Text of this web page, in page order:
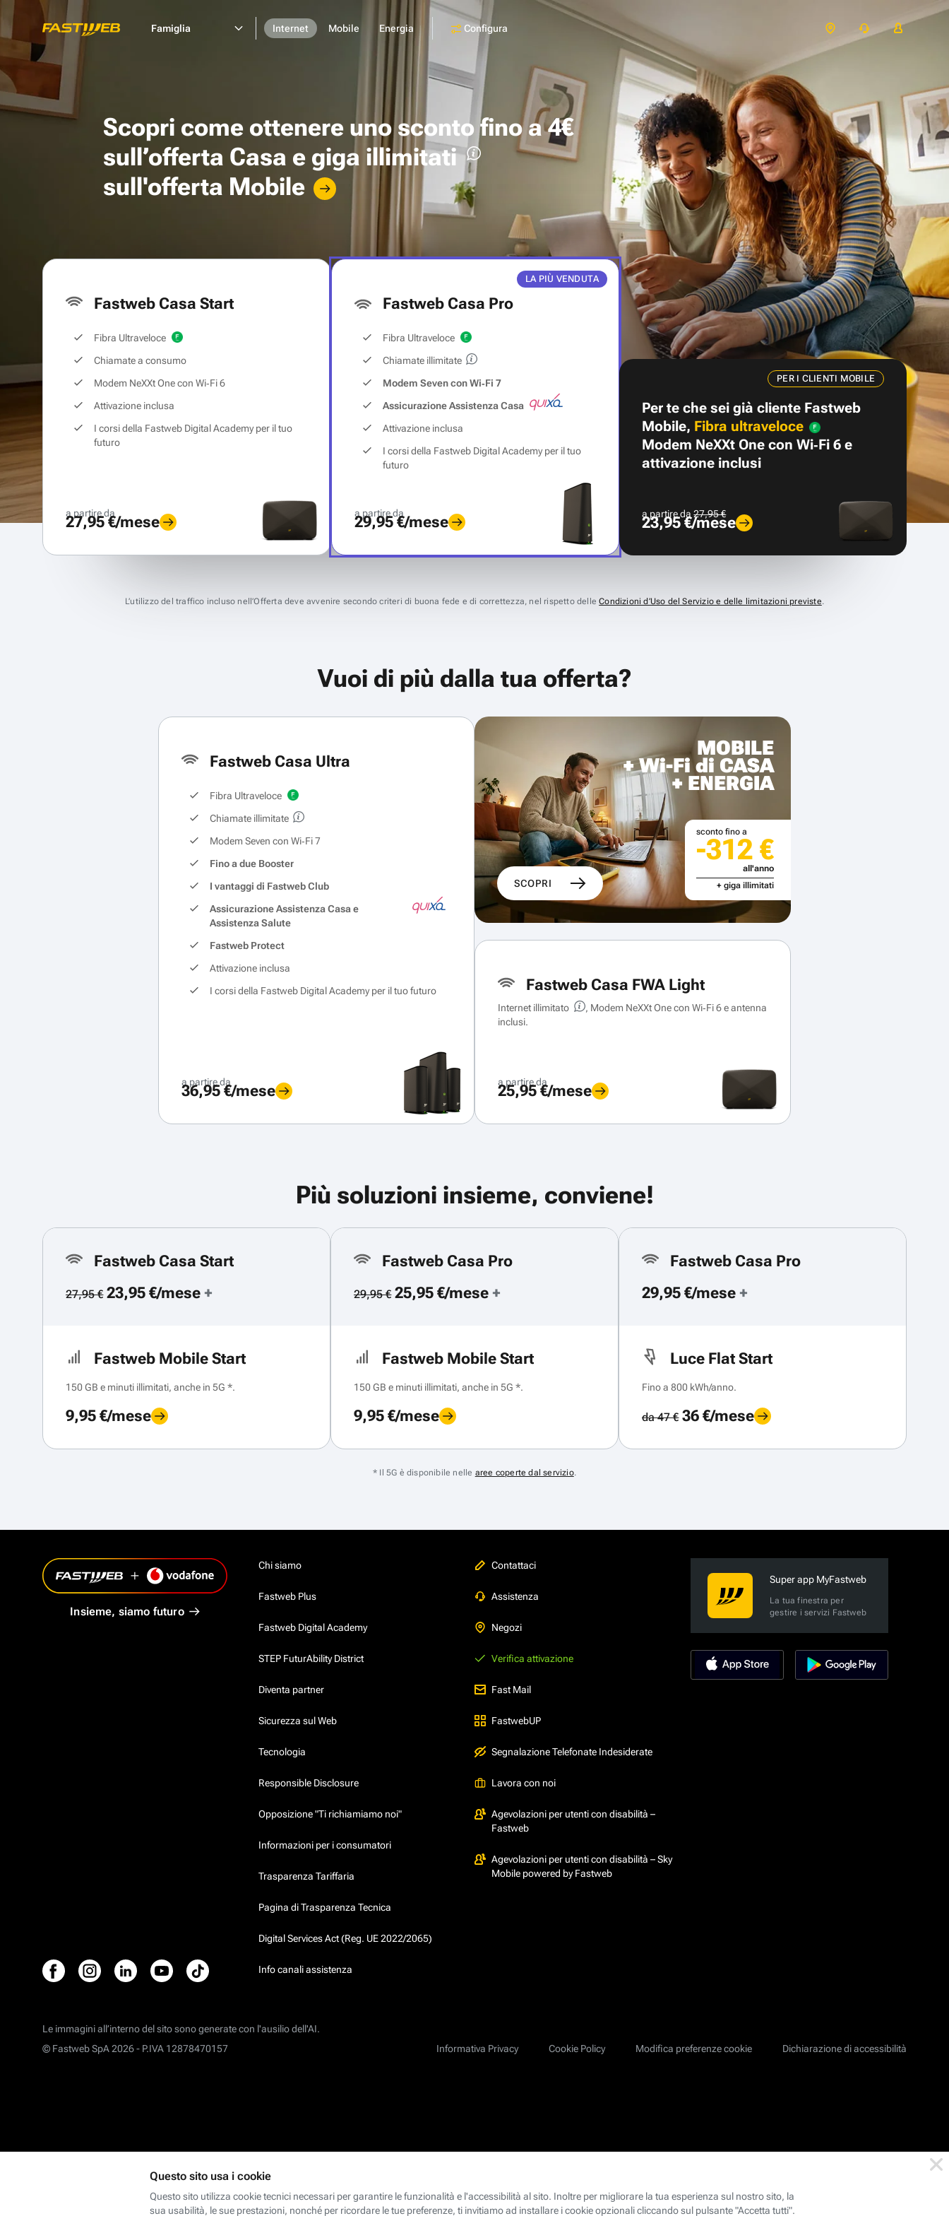
Famiglia Internet Mobile Energia Configura
Scopri come ottenere unosconto fino a 4€
sull’offerta Casa e giga illimitati
sull'offerta Mobile
Fastweb Casa Start
Fibra Ultraveloce
Chiamate a consumo
Modem NeXXt One con Wi‑Fi 6
Attivazione inclusa
I corsi della Fastweb Digital Academy per il tuo
futuro
a partire da
27,95 €/mese
LA PIÙ VENDUTA
Fastweb Casa Pro
Fibra Ultraveloce
Chiamate illimitate
Modem Seven con Wi‑Fi 7
Assicurazione Assistenza Casa
Attivazione inclusa
I corsi della Fastweb Digital Academy per il tuo
futuro
a partire da
29,95 €/mese
PER I CLIENTI MOBILE
Per te che sei già cliente Fastweb
Mobile, Fibra ultraveloce
Modem NeXXt One con Wi‑Fi 6 e
attivazione inclusi
a partire da27,95 €
23,95 €/mese
L’utilizzo del traffico incluso nell’Offerta deve avvenire secondo criteri di buona fede e di correttezza, nel rispetto delleCondizioni d’Uso del Servizio e delle limitazioni previste.
Vuoi di più dalla tua offerta?
Fastweb Casa Ultra
Fibra Ultraveloce
Chiamate illimitate
Modem Seven con Wi‑Fi 7
Fino a due Booster
I vantaggi di Fastweb Club
Assicurazione Assistenza Casa e
Assistenza Salute
Fastweb Protect
Attivazione inclusa
I corsi della Fastweb Digital Academy per il tuo futuro
a partire da
36,95 €/mese
MOBILE
+ Wi-Fi di CASA
+ ENERGIA
SCOPRI
sconto fino a
-312 €
all'anno
+ giga illimitati
Fastweb Casa FWA Light
Internet illimitato
, Modem NeXXt One con Wi‑Fi 6 e antenna
inclusi.
a partire da
25,95 €/mese
Più soluzioni insieme, conviene!
Fastweb Casa Start
27,95 €23,95 €/mese +
Fastweb Mobile Start
150 GB e minuti illimitati, anche in 5G *.
9,95 €/mese
Fastweb Casa Pro
29,95 €25,95 €/mese +
Fastweb Mobile Start
150 GB e minuti illimitati, anche in 5G *.
9,95 €/mese
Fastweb Casa Pro
29,95 €/mese +
Luce Flat Start
Fino a 800 kWh/anno.
da 47 €36 €/mese
* Il 5G è disponibile nelle aree coperte dal servizio.
Insieme, siamo futuro
Chi siamo
Fastweb Plus
Fastweb Digital Academy
STEP FuturAbility District
Diventa partner
Sicurezza sul Web
Tecnologia
Responsible Disclosure
Opposizione "Ti richiamiamo noi"
Informazioni per i consumatori
Trasparenza Tariffaria
Pagina di Trasparenza Tecnica
Digital Services Act (Reg. UE 2022/2065)
Info canali assistenza
Contattaci
Assistenza
Negozi
Verifica attivazione
Fast Mail
FastwebUP
Segnalazione Telefonate Indesiderate
Lavora con noi
Agevolazioni per utenti con disabilità –
Fastweb
Agevolazioni per utenti con disabilità – Sky
Mobile powered by Fastweb
Super app MyFastweb
La tua finestra per
gestire i servizi Fastweb
Le immagini all’interno del sito sono generate con l'ausilio dell'AI.
Informativa Privacy
Cookie Policy Modifica preferenze cookie Dichiarazione di accessibilità
© Fastweb SpA 2026 - P.IVA 12878470157